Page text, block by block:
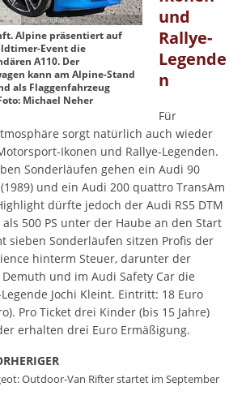
Alpine präsentiert auf
Event die
A110. Der
kann am Alpine-Stand
als Flaggenfahrzeug
Michael Neher
und
Rallye-
Legende
n
Für
sorgt natürlich auch wieder
Ikonen und Rallye-Legenden.
Sonderläufen gehen ein Audi 90
und ein Audi 200 quattro TransAm
dürfte jedoch der Audi RS5 DTM
500 PS unter der Haube an den Start
sieben Sonderläufen sitzen Profis der
hinterm Steuer, darunter der
und im Audi Safety Car die
Jochi Kleint. Eintritt: 18 Euro
Pro Ticket drei Kinder (bis 15 Jahre)
erhalten drei Euro Ermäßigung.
Outdoor-Van Rifter startet im September